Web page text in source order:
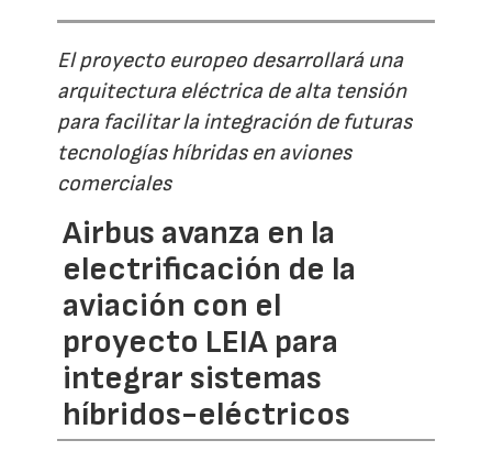
El proyecto europeo desarrollará una
arquitectura eléctrica de alta tensión
para facilitar la integración de futuras
tecnologías híbridas en aviones
comerciales
Airbus avanza en la
electrificación de la
aviación con el
proyecto LEIA para
integrar sistemas
híbridos-eléctricos